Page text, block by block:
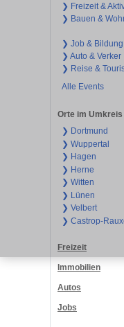
❯ Freizeit &
❯ Bauen &
❯ Job & Bildung
❯ Auto & Verker
❯ Reise &
Alle Events
Orte im Umkreis
❯ Dortmund
❯ Wuppertal
❯ Hagen
❯ Herne
❯ Witten
❯ Lünen
❯ Velbert
❯ Castrop-
Freizeit
Immobilien
Autos
Jobs